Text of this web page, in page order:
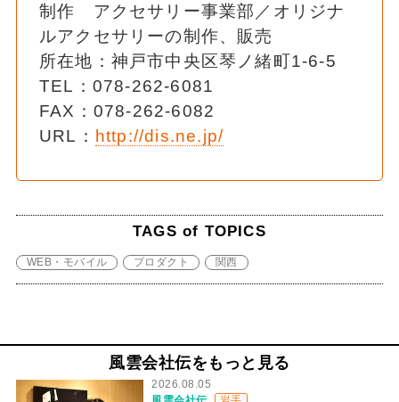
制作 アクセサリー事業部／オリジナ
ルアクセサリーの制作、販売
所在地：神戸市中央区琴ノ緒町1-6-5
TEL：078-262-6081
FAX：078-262-6082
URL： http://dis.ne.jp/
TAGS of TOPICS
WEB・モバイル プロダクト 関西
風雲会社伝をもっと見る
2026.08.05